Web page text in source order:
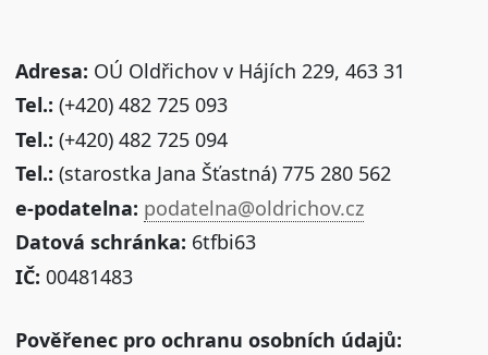
Adresa: OÚ Oldřichov v Hájích 229, 463 31
Tel.: (+420) 482 725 093
Tel.: (+420) 482 725 094
Tel.: (starostka Jana Šťastná) 775 280 562
e-podatelna: podatelna@oldrichov.cz
Datová schránka: 6tfbi63
IČ: 00481483
Pověřenec pro ochranu osobních údajů: